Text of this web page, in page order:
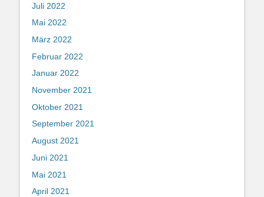
Juli 2022
Mai 2022
März 2022
Februar 2022
Januar 2022
November 2021
Oktober 2021
September 2021
August 2021
Juni 2021
Mai 2021
April 2021